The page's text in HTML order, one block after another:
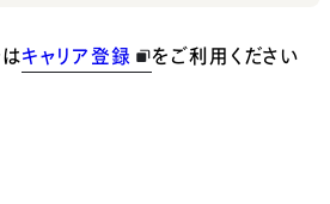
キャリア登録 をご利用ください